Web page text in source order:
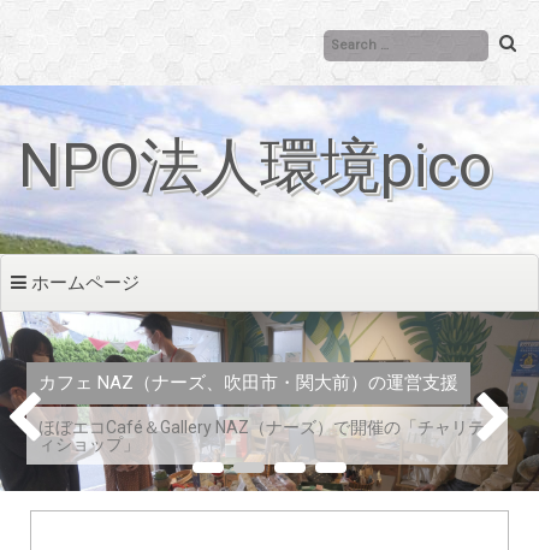
ン
ン
へNPO法人環境pico
ホームページ
カフェ NAZ（ナーズ、吹田市・関大前）の運営支援
ほぼエコCafé＆Gallery NAZ（ナーズ）で開催の「チャリテ
ィショップ」
1 2 3 4